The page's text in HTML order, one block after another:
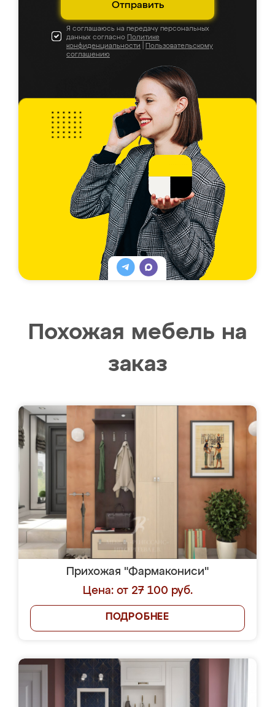
Отправить
Я соглашаюсь на передачу персональных
данных согласно Политике
конфиденциальности
Пользовательскому
соглашению
Похожая мебель на
заказ
Прихожая "Фармакониси"
Цена: от 27 100 руб.
ПОДРОБНЕЕ